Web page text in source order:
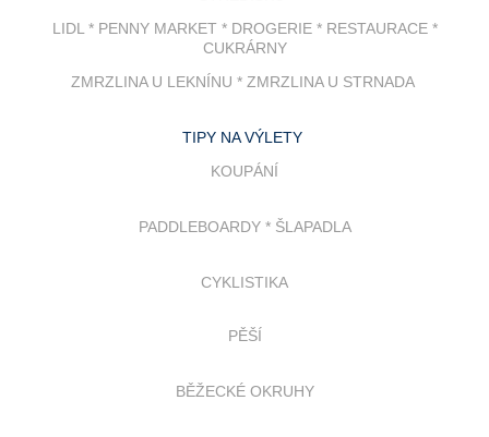
LIDL * PENNY MARKET * DROGERIE * RESTAURACE *
CUKRÁRNY
ZMRZLINA U LEKNÍNU * ZMRZLINA U STRNADA
TIPY NA VÝLETY
KOUPÁNÍ
PADDLEBOARDY * ŠLAPADLA
CYKLISTIKA
PĚŠÍ
BĚŽECKÉ OKRUHY